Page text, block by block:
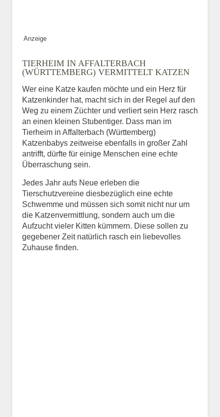
Keine Datei ausgewählt
Vermisst seit
Ort des Verschwindens
Kontaktdaten des
Besitzers
Anzeige
TIERHEIM IN AFFALTERBACH
(WÜRTTEMBERG) VERMITTELT KATZEN
Wer eine Katze kaufen möchte und ein Herz für
Katzenkinder hat, macht sich in der Regel auf den
Weg zu einem Züchter und verliert sein Herz rasch
an einen kleinen Stubentiger. Dass man im
Tierheim in Affalterbach (Württemberg)
Katzenbabys zeitweise ebenfalls in großer Zahl
antrifft, dürfte für einige Menschen eine echte
Überraschung sein.
Jedes Jahr aufs Neue erleben die
Tierschutzvereine diesbezüglich eine echte
Schwemme und müssen sich somit nicht nur um
die Katzenvermittlung, sondern auch um die
Aufzucht vieler Kitten kümmern. Diese sollen zu
gegebener Zeit natürlich rasch ein liebevolles
Zuhause finden.